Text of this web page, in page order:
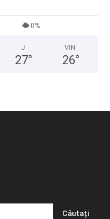
0%
J
27°
VIN
26°